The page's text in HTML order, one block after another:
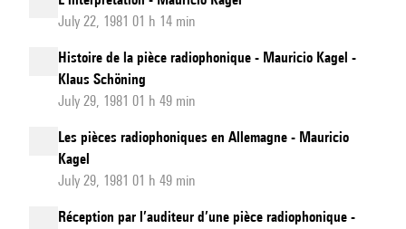
July 22, 1981 01 h 14 min
Histoire de la pièce radiophonique - Mauricio Kagel -
Klaus Schöning
July 29, 1981 01 h 49 min
Les pièces radiophoniques en Allemagne - Mauricio
Kagel
July 29, 1981 01 h 49 min
Réception par l’auditeur d’une pièce radiophonique -